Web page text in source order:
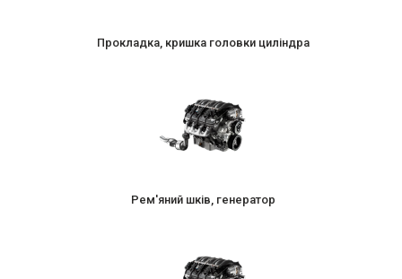
Прокладка, кришка головки циліндра
Рем'яний шків, генератор